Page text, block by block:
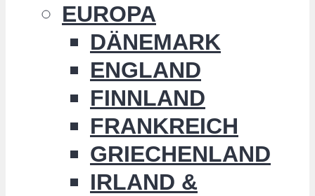
EUROPA
DÄNEMARK
ENGLAND
FINNLAND
FRANKREICH
GRIECHENLAND
IRLAND &